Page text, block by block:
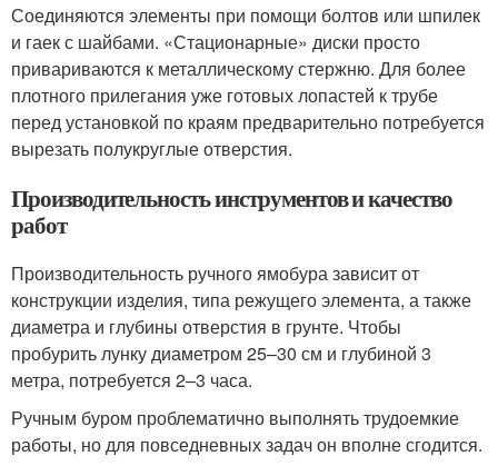
Соединяются элементы при помощи болтов или шпилек
и гаек с шайбами. «Стационарные» диски просто
привариваются к металлическому стержню. Для более
плотного прилегания уже готовых лопастей к трубе
перед установкой по краям предварительно потребуется
вырезать полукруглые отверстия.
Производительность инструментов и качество
работ
Производительность ручного ямобура зависит от
конструкции изделия, типа режущего элемента, а также
диаметра и глубины отверстия в грунте. Чтобы
пробурить лунку диаметром 25–30 см и глубиной 3
метра, потребуется 2–3 часа.
Ручным буром проблематично выполнять трудоемкие
работы, но для повседневных задач он вполне сгодится.